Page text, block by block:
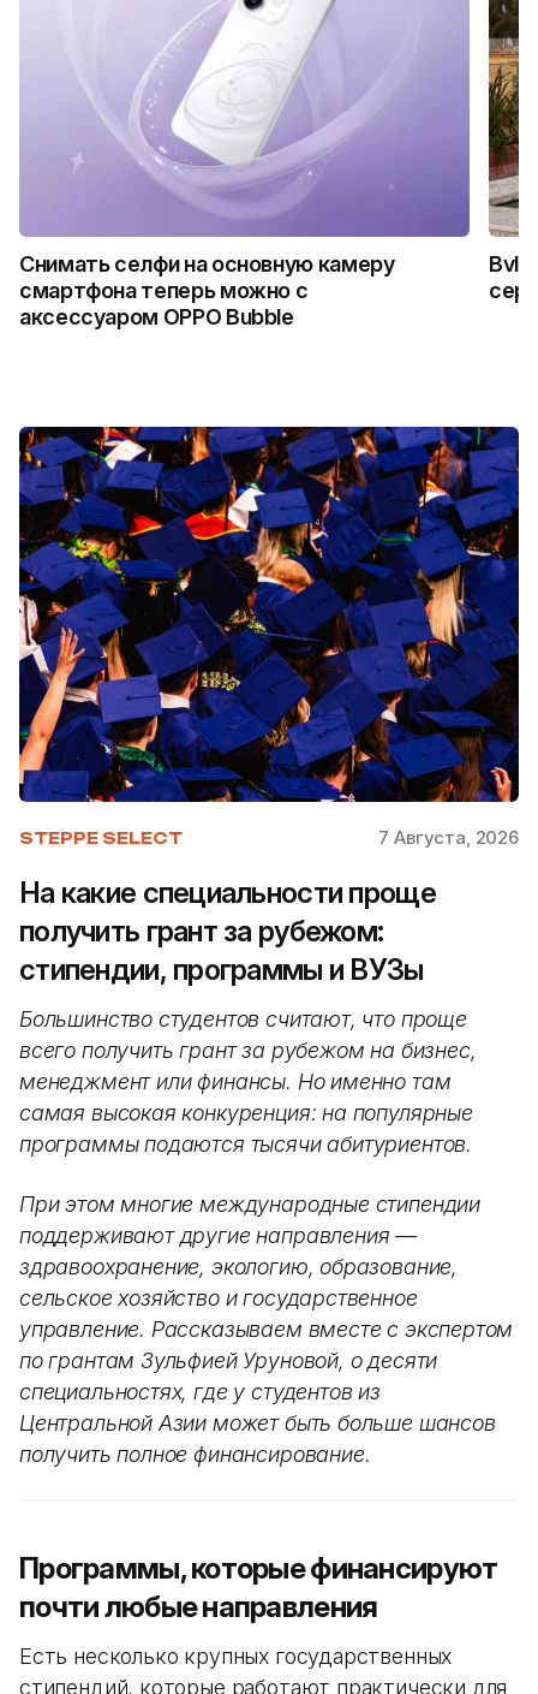
Снимать селфи на основную камеру
смартфона теперь можно с
аксессуаром OPPO Bubble
STEPPE SELECT 7 Августа, 2026
На какие специальности проще
получить грант за рубежом:
стипендии, программы и ВУЗы
Большинство студентов считают, что проще
всего получить грант за рубежом на бизнес,
менеджмент или финансы. Но именно там
самая высокая конкуренция: на популярные
программы подаются тысячи абитуриентов.
При этом многие международные стипендии
поддерживают другие направления —
здравоохранение, экологию, образование,
сельское хозяйство и государственное
управление. Рассказываем вместе с экспертом
по грантам Зульфией Уруновой, о десяти
специальностях, где у студентов из
Центральной Азии может быть больше шансов
получить полное финансирование.
Программы, которые финансируют
почти любые направления
Есть несколько крупных государственных
стипендий, которые работают практически для